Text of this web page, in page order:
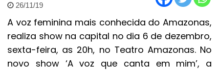
26/11/19
A voz feminina mais conhecida do Amazonas,
realiza show na capital no dia 6 de dezembro,
sexta-feira, as 20h, no Teatro Amazonas. No
novo show ‘A voz que canta em mim’, a